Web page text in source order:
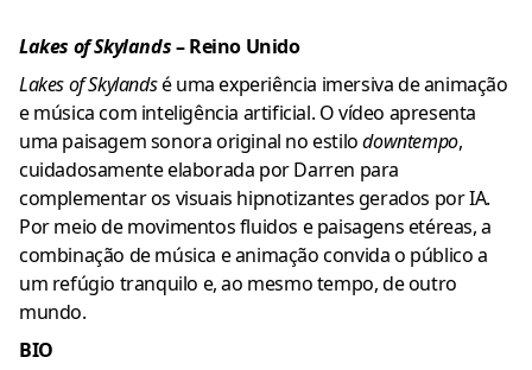
Lakes of Skylands– Reino Unido
Lakes of Skylandsé uma experiência imersiva de animação
e música com inteligência artificial. O vídeo apresenta
uma paisagem sonora original no estilodowntempo,
cuidadosamente elaborada por Darren para
complementar os visuais hipnotizantes gerados por IA.
Por meio de movimentos fluidos e paisagens etéreas, a
combinação de música e animação convida o público a
um refúgio tranquilo e, ao mesmo tempo, de outro
mundo.
BIO